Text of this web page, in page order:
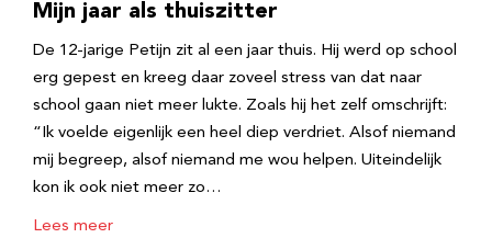
Mijn jaar als thuiszitter
De 12-jarige Petijn zit al een jaar thuis. Hij werd op school
erg gepest en kreeg daar zoveel stress van dat naar
school gaan niet meer lukte. Zoals hij het zelf omschrijft:
“Ik voelde eigenlijk een heel diep verdriet. Alsof niemand
mij begreep, alsof niemand me wou helpen. Uiteindelijk
kon ik ook niet meer zo…
Lees meer